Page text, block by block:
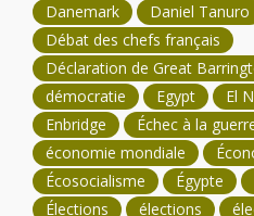
Danemark
Daniel Tanuro
Débat des chefs français
Déclaration de Great
démocratie
Egypt El
Enbridge
Échec à la
économie mondiale
Écosocialisme
Égypte
Élections
élections